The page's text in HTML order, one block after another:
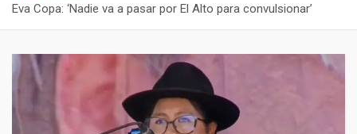
Eva Copa: ‘Nadie va a pasar por El Alto para convulsionar’